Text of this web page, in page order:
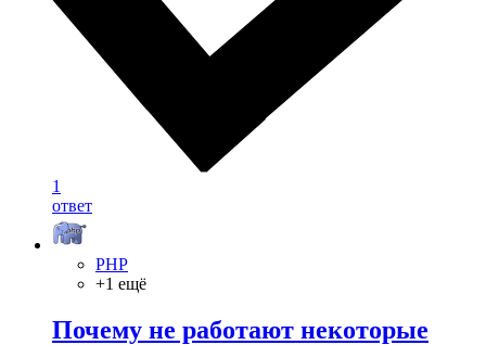
1
ответ
PHP
+1 ещё
Почему не работают некоторые